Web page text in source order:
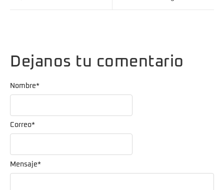
Dejanos tu comentario
Mensaje*
Nombre*
Correo*